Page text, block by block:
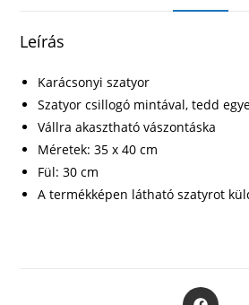
Leírás
Karácsonyi szatyor
Szatyor csillogó mintával, tedd
Vállra akasztható vászontáska
Méretek: 35 x 40 cm
Fül: 30 cm
A termékképen látható szatyrot
Opens